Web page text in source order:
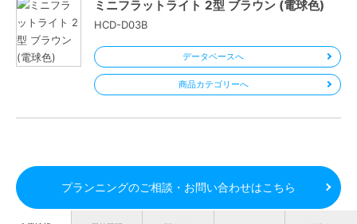
ミニフラットライト 2型 ブラウン (電球色)
HCD-D03B
データベースへ
商品カテゴリーへ
プランニングのご相談・お問い合わせはこちら